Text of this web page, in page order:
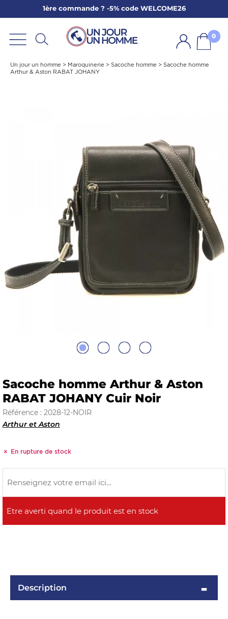
1ère commande ? -5% code WELCOME26
0
Un jour un homme > Maroquinerie > Sacoche homme > Sacoche homme
Arthur & Aston RABAT JOHANY
Sacoche homme Arthur & Aston
RABAT JOHANY Cuir Noir
Référence : 2028-12-NOIR
Arthur et Aston
En rupture de stock
Description